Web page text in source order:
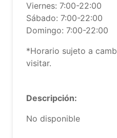
Viernes: 7:00-22:00
Sábado: 7:00-22:00
Domingo: 7:00-22:00
*Horario sujeto a
visitar.
Descripción:
No disponible